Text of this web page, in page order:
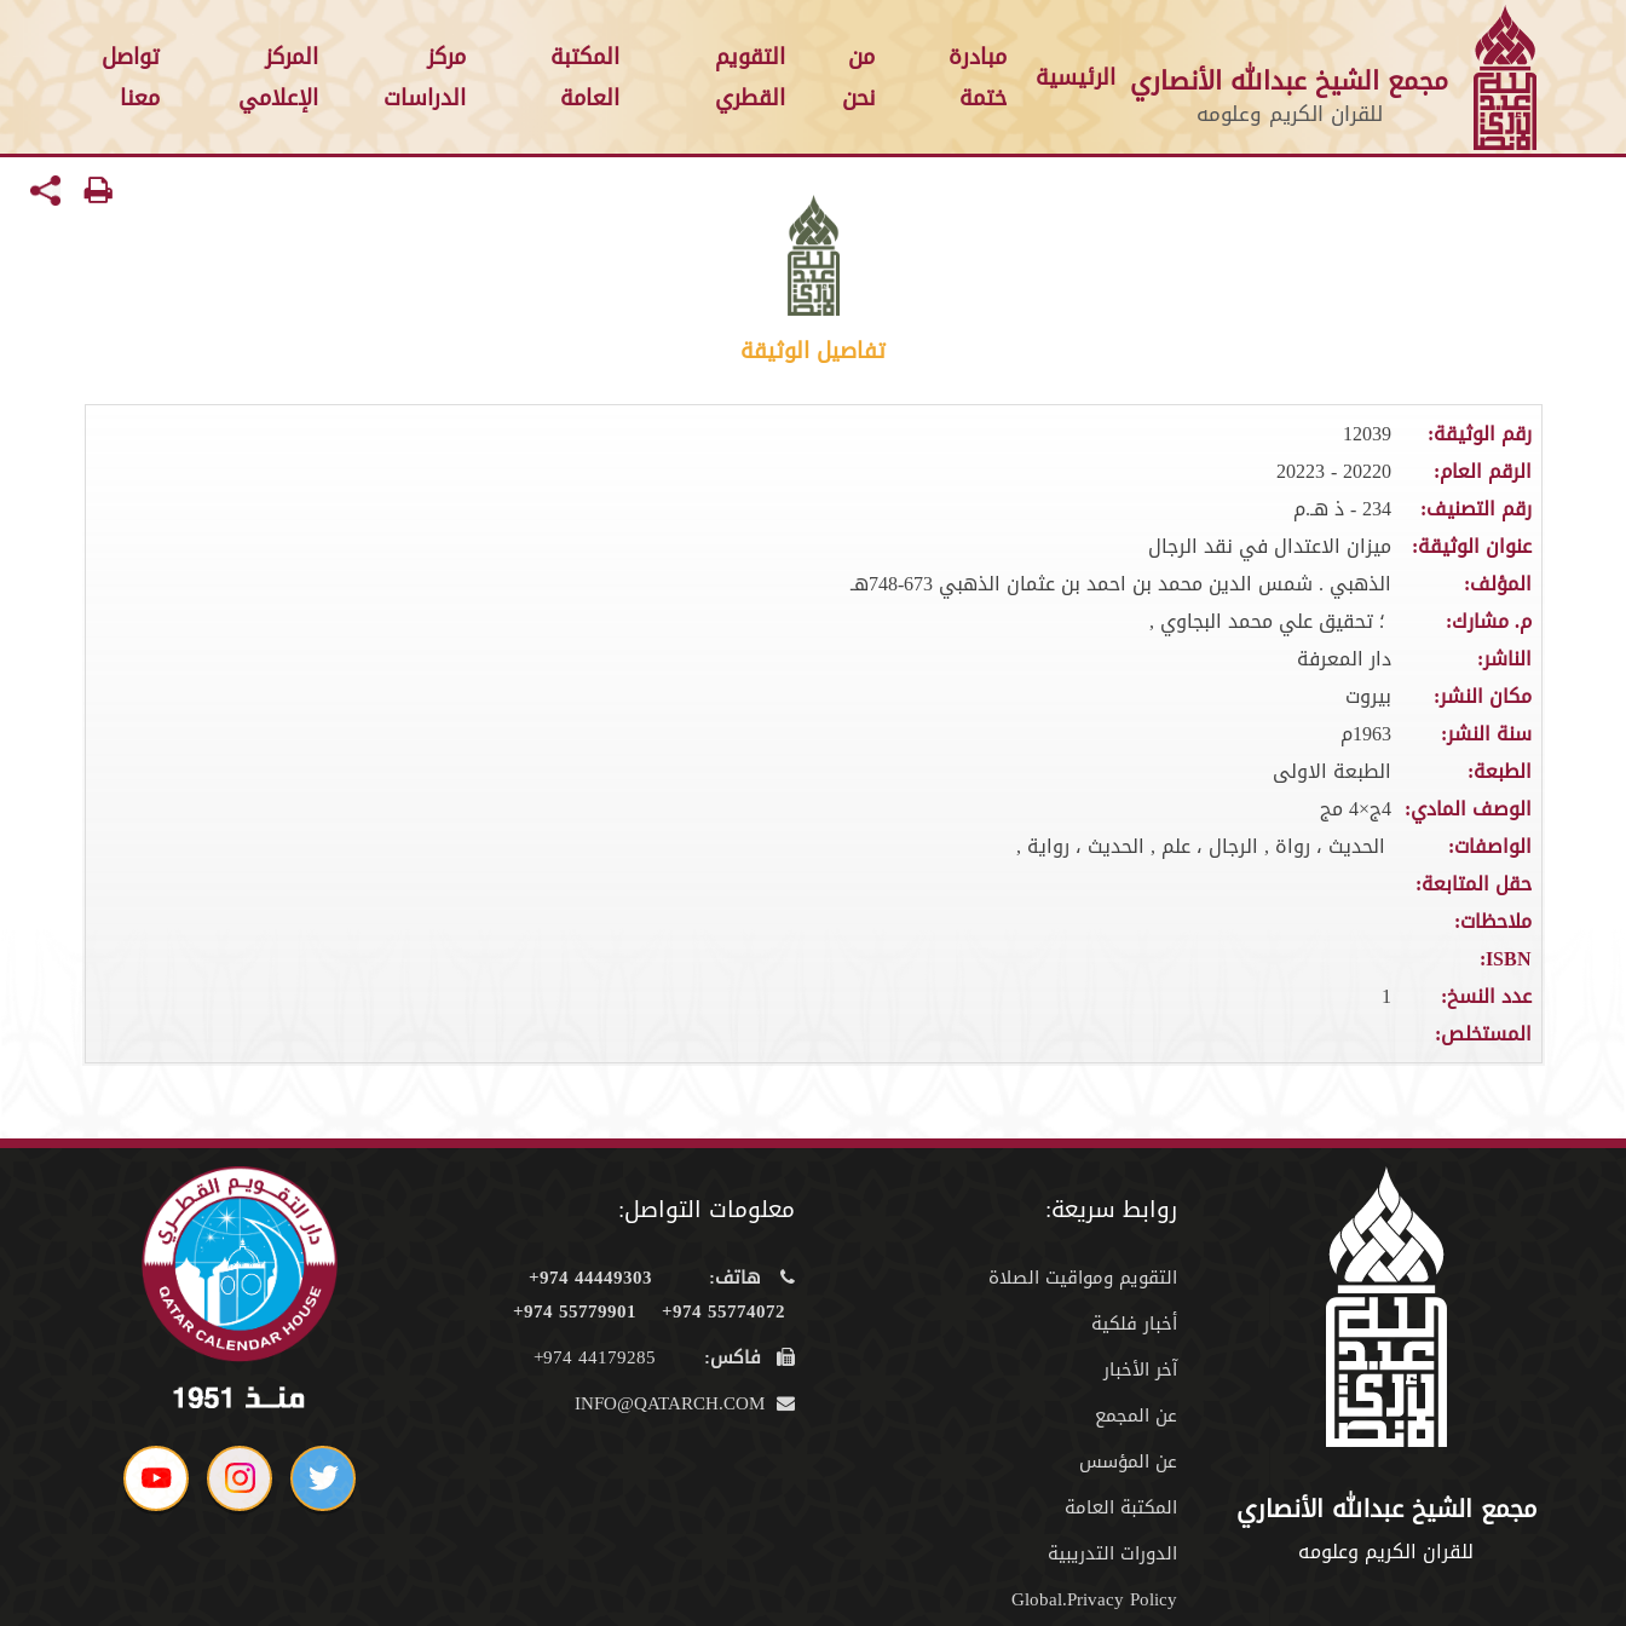
مجمع الشيخ عبدالله الأنصاري
للقران الكريم وعلومه
الرئيسية
مبادرة
ختمة
من
نحن
التقويم
القطري
المكتبة
العامة
مركز
الدراسات
المركز
الإعلامي
تواصل
معنا
تفاصيل الوثيقة
رقم الوثيقة:
12039
الرقم العام:
20220 - 20223
رقم التصنيف:
234 - ذ هـ.م
عنوان الوثيقة:
ميزان الاعتدال في نقد الرجال
المؤلف:
الذهبي . شمس الدين محمد بن احمد بن عثمان الذهبي 673-748هـ
م. مشارك:
؛ تحقيق علي محمد البجاوي ,
الناشر:
دار المعرفة
مكان النشر:
بيروت
سنة النشر:
1963م
الطبعة:
الطبعة الاولى
الوصف المادي: 4ج×4 مج
الواصفات:
الحديث ، رواة , الرجال ، علم , الحديث ، رواية ,
حقل المتابعة:
ملاحظات:
ISBN:
عدد النسخ:
1
المستخلص:
مجمع الشيخ عبدالله الأنصاري
للقران الكريم وعلومه
روابط سريعة:
التقويم ومواقيت الصلاة
أخبار فلكية
آخر الأخبار
عن المجمع
عن المؤسس
المكتبة العامة
الدورات التدريبية
Global.Privacy Policy
معلومات التواصل:
هاتف:
44449303 974+
55774072 974+
55779901 974+
فاكس: